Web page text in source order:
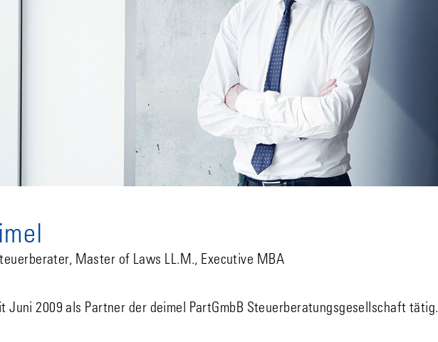
Master of Laws LL.M., Executive MBA
Juni 2009 als Partner der deimel PartGmbB Steuerberatungsgesellschaft tätig.